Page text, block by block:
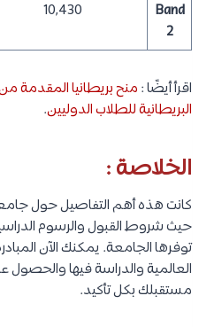
Band
2
10,430
اقرأ أيضًا : منح بريطانيا المقدمة
البريطانية للطلاب الدوليين.
الخلاصة :
كانت هذه أهم التفاصيل حول
حيث شروط القبول والرسوم
توفرها الجامعة. يمكنك الآن
العالمية والدراسة فيها
مستقبلك بكل تأكيد.